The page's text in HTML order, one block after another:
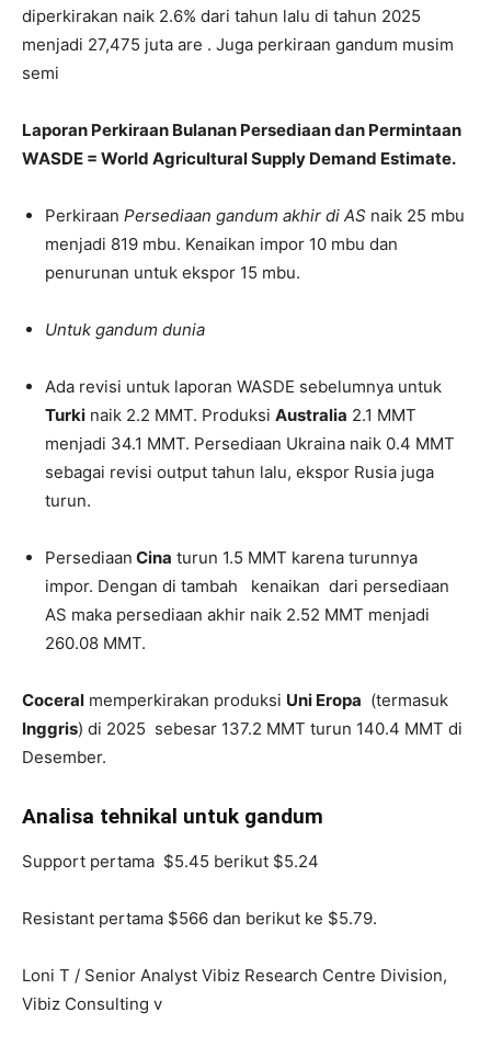
diperkirakan naik 2.6% dari tahun lalu di tahun 2025
menjadi 27,475 juta are . Juga perkiraan gandum musim
semi
Laporan Perkiraan Bulanan Persediaan dan Permintaan
WASDE = World Agricultural Supply Demand Estimate.
Perkiraan Persediaan gandum akhir di AS naik 25 mbu
menjadi 819 mbu. Kenaikan impor 10 mbu dan
penurunan untuk ekspor 15 mbu.
Untuk gandum dunia
Ada revisi untuk laporan WASDE sebelumnya untuk
Turki naik 2.2 MMT. Produksi Australia 2.1 MMT
menjadi 34.1 MMT. Persediaan Ukraina naik 0.4 MMT
sebagai revisi output tahun lalu, ekspor Rusia juga
turun.
Persediaan Cina turun 1.5 MMT karena turunnya
impor. Dengan di tambah kenaikan dari persediaan
AS maka persediaan akhir naik 2.52 MMT menjadi
260.08 MMT.
Coceral memperkirakan produksi Uni Eropa (termasuk
Inggris) di 2025 sebesar 137.2 MMT turun 140.4 MMT di
Desember.
Analisa tehnikal untuk gandum
Support pertama $5.45 berikut $5.24
Resistant pertama $566 dan berikut ke $5.79.
Loni T / Senior Analyst Vibiz Research Centre Division,
Vibiz Consulting v